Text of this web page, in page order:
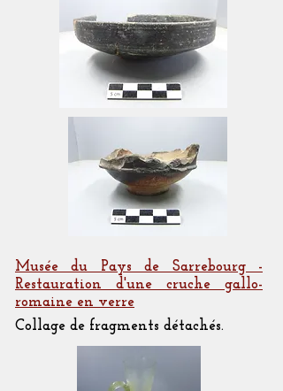
Musée du Pays de Sarrebourg -
Restauration d'une cruche gallo-
romaine en verre
Collage de fragments détachés.